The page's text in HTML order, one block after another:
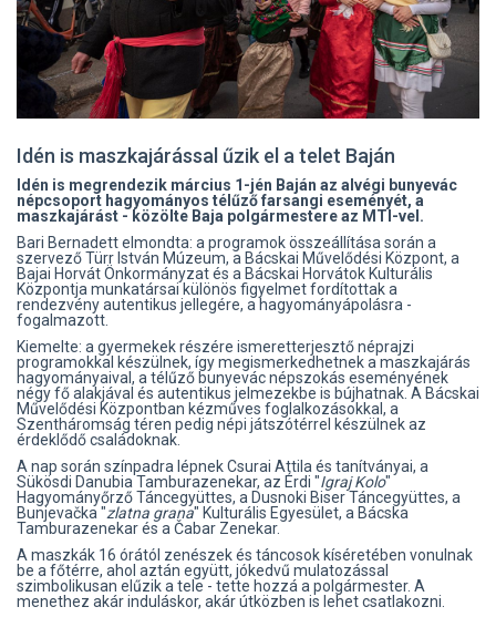
Idén is maszkajárással űzik el a telet Baján
Idén is megrendezik március 1-jén Baján az alvégi bunyevác
népcsoport hagyományos télűző farsangi eseményét, a
maszkajárást - közölte Baja polgármestere az MTI-vel.
Bari Bernadett elmondta: a programok összeállítása során a
szervező Türr István Múzeum, a Bácskai Művelődési Központ, a
Bajai Horvát Önkormányzat és a Bácskai Horvátok Kulturális
Központja munkatársai különös figyelmet fordítottak a
rendezvény autentikus jellegére, a hagyományápolásra -
fogalmazott.
Kiemelte: a gyermekek részére ismeretterjesztő néprajzi
programokkal készülnek, így megismerkedhetnek a maszkajárás
hagyományaival, a télűző bunyevác népszokás eseményének
négy fő alakjával és autentikus jelmezekbe is bújhatnak. A Bácskai
Művelődési Központban kézműves foglalkozásokkal, a
Szentháromság téren pedig népi játszótérrel készülnek az
érdeklődő családoknak.
A nap során színpadra lépnek Csurai Attila és tanítványai, a
Sükösdi Danubia Tamburazenekar, az Érdi "Igraj Kolo"
Hagyományőrző Táncegyüttes, a Dusnoki Biser Táncegyüttes, a
Bunjevačka "zlatna grana" Kulturális Egyesület, a Bácska
Tamburazenekar és a Čabar Zenekar.
A maszkák 16 órától zenészek és táncosok kíséretében vonulnak
be a főtérre, ahol aztán együtt, jókedvű mulatozással
szimbolikusan elűzik a tele - tette hozzá a polgármester. A
menethez akár induláskor, akár útközben is lehet csatlakozni.